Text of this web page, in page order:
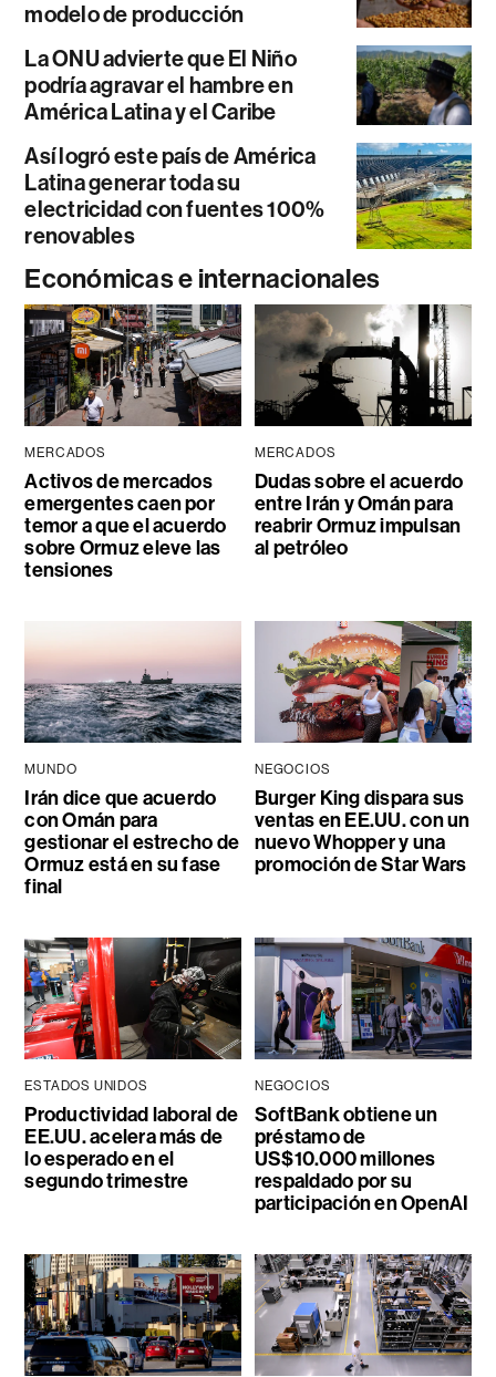
modelo de producción
La ONU advierte que El Niño
podría agravar el hambre en
América Latina y el Caribe
Así logró este país de América
Latina generar toda su
electricidad con fuentes 100%
renovables
Económicas e internacionales
MERCADOS
Activos de mercados
emergentes caen por
temor a que el acuerdo
sobre Ormuz eleve las
tensiones
MERCADOS
Dudas sobre el acuerdo
entre Irán y Omán para
reabrir Ormuz impulsan
al petróleo
MUNDO
Irán dice que acuerdo
con Omán para
gestionar el estrecho de
Ormuz está en su fase
final
NEGOCIOS
Burger King dispara sus
ventas en EE.UU. con un
nuevo Whopper y una
promoción de Star Wars
ESTADOS UNIDOS
Productividad laboral de
EE.UU. acelera más de
lo esperado en el
segundo trimestre
NEGOCIOS
SoftBank obtiene un
préstamo de
US$10.000 millones
respaldado por su
participación en OpenAI